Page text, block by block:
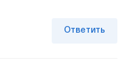
Ответить